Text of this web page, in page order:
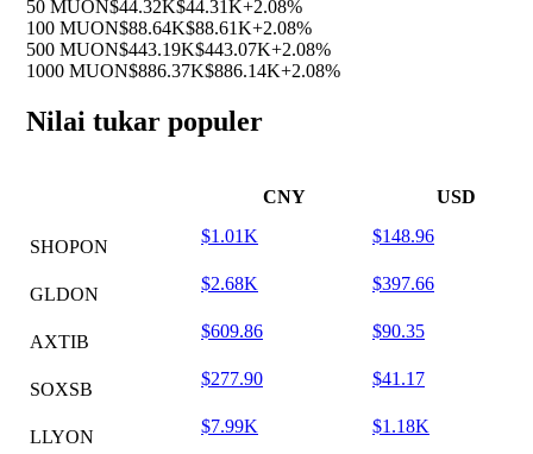
50 MUON$44.32K$44.31K+2.08%
100 MUON$88.64K$88.61K+2.08%
500 MUON$443.19K$443.07K+2.08%
1000 MUON$886.37K$886.14K+2.08%
Nilai tukar populer
CNY USD
SHOPON
$1.01K $148.96
GLDON
$2.68K $397.66
AXTIB
$609.86 $90.35
SOXSB
$277.90 $41.17
LLYON
$7.99K $1.18K